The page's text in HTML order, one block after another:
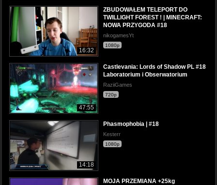
16:32
ZBUDOWAŁEM TELEPORT DO
TWILLIGHT FOREST ! | MINECRAFT:
NOWA PRZYGODA #18
nikogamesYt
1080p
47:55
Castlevania: Lords of Shadow PL #18
Laboratorium i Obserwatorium
RaziiGames
720p
14:18
Phasmophobia | #18
Kesterr
1080p
MOJA PRZEMIANA +25kg